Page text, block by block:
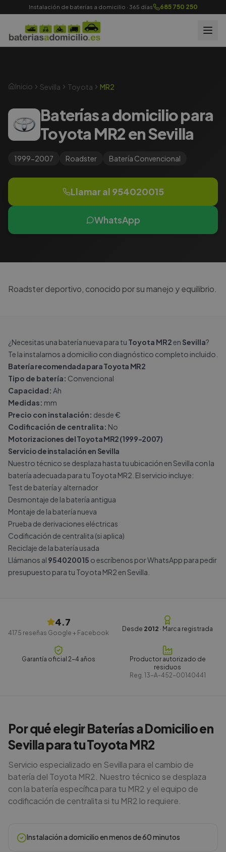
Instalación de baterías a domicilio · 365 días 685 750 250
Inicio Sevilla Toyota MR2
Baterías a domicilio para
Toyota MR2 en Sevilla
1999-2007 Roadster Batería Convencional
Llamar al 954020015
WhatsApp
Roadster deportivo, conocido por su manejo y equilibrio.
¿Necesitas una batería nueva para tu Toyota MR2en Sevilla?
Te la instalamos a domicilio con diagnóstico completo incluido.
Batería recomendada para Toyota MR2
Tipo de batería: Convencional
Capacidad: Ah
Medidas: mm
Precio con instalación: desde €
Codificación de centralita: No
Motorizaciones del Toyota MR2 (1999-2007)
Servicio de instalación en Sevilla
Nuestro técnico se desplaza hasta tu ubicación en Sevilla con la
batería adecuada para tu Toyota MR2. El servicio incluye:
Test de batería y alternador
Desmontaje de la batería antigua
Montaje de la batería nueva
Prueba de derivaciones eléctricas
Codificación de centralita (si aplica)
Reciclaje de la batería usada
Llámanos al 954020015 o escríbenos porWhatsApp para pedir
presupuesto para tu Toyota MR2 en Sevilla.
4.7
4175 reseñas Google + Facebook
Desde 2012 · Marca registrada
Garantía oficial 2-4 años
Productor autorizado de
residuos
Reg. 13-A-452-00140441
Por qué elegir Baterías a Domicilio en
Sevilla para tu Toyota MR2
Servicio especializado en Sevilla para el cambio de
batería del Toyota MR2. Nuestro técnico se desplaza
con la batería específica para tu MR2 y el equipo de
codificación de centralita si tu MR2 lo requiere.
Instalación a domicilio en menos de 60 minutos